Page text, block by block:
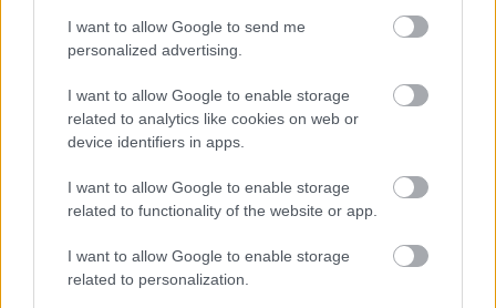
I want to allow Google to send me
personalized advertising.
I want to allow Google to enable storage
related to analytics like cookies on web or
device identifiers in apps.
I want to allow Google to enable storage
related to functionality of the website or app.
I want to allow Google to enable storage
related to personalization.
hamisítványok) világában kicsit is tájékozott ember
számára feltűnhetett, kerülöm a replika, mint
kifejezés használatát Pedig milyen egyszerű lenne
leírni, legalább kevesebb szóismétlés fordulna elő a
szövegben!:) A replika kifejezést anno bizony
használták a svájciak is, pl. egy márka régi
modelljének újrakiadott változatára. Azonban ahogy
a hamisítóipar erősödött, úgy sajátították ki ezt a